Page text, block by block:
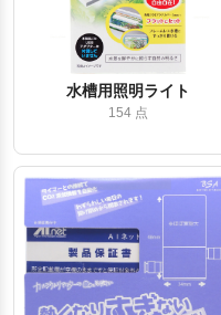
水槽用照明ライト
154 点